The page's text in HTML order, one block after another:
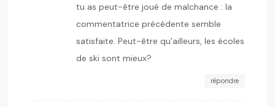
tu as peut-être joué de malchance : la
commentatrice précédente semble
satisfaite. Peut-être qu’ailleurs, les écoles
de ski sont mieux?
répondre